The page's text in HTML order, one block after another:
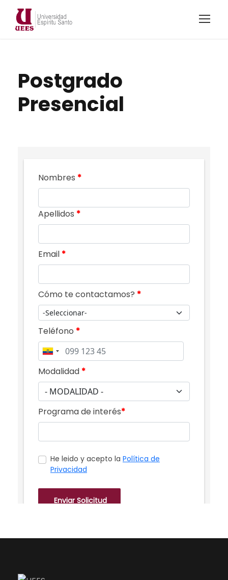
Postgrado
Presencial